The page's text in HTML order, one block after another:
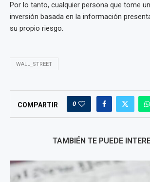
Por lo tanto, cualquier persona que tome
inversión basada en la información
su propio riesgo.
WALL_STREET
COMPARTIR 0
TAMBIÉN TE PUEDE